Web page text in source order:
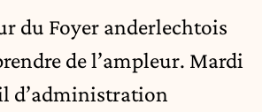
du Foyer anderlechtois
de l’ampleur. Mardi
d’administration